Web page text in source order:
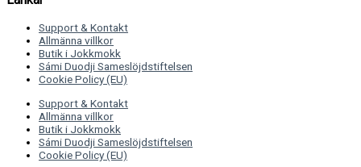
Support & Kontakt
Allmänna villkor
Butik i Jokkmokk
Sámi Duodji Sameslöjdstiftelsen
Cookie Policy (EU)
Support & Kontakt
Allmänna villkor
Butik i Jokkmokk
Sámi Duodji Sameslöjdstiftelsen
Cookie Policy (EU)